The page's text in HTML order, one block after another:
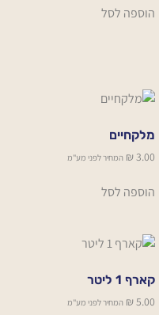
הוספה לסל
מלקחיים
₪3.00 המחיר לפני מע"מ
הוספה לסל
קארף 1 ליטר
₪5.00 המחיר לפני מע"מ